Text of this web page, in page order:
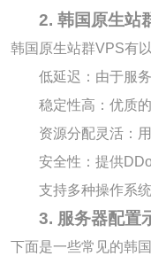
2. 韩国原生站
韩国原生站群VPS有
低延迟：由于服
稳定性高：优质
资源分配灵活：
安全性：提供
支持多种操作系
3. 服务器配置
下面是一些常见的韩